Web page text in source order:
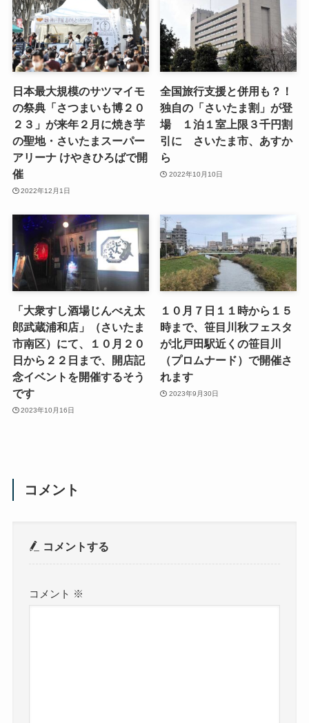
日本最大規模のサツマイモ
の祭典「さつまいも博２０
２３」が来年２月に焼き芋
の聖地・さいたまスーパー
アリーナ けやきひろばで開
催
2022年12月1日
全国旅行支援と併用も？！
独自の「さいたま割」が登
場 １泊１室上限３千円割
引に さいたま市、あすか
ら
2022年10月10日
「大衆すし酒場じんべえ太
郎武蔵浦和店」（さいたま
市南区）にて、１０月２０
日から２２日まで、開店記
念イベントを開催するそう
です
2023年10月16日
１０月７日１１時から１５
時まで、笹目川秋フェスタ
が北戸田駅近くの笹目川
（プロムナード）で開催さ
れます
2023年9月30日
コメント
コメントする
コメント ※